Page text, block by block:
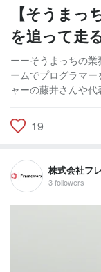
【そうまっ
を追って走
ーーそうまっちの
ームでプログラマ
ャーの藤井さんや
19
株式会社フ
3 followers